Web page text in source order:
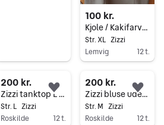
100 kr.
Kjole / Kakifarvet
Str. XL Zizzi
Lemvig
12 t.
200 kr.
Zizzi tanktop L multifarvet
Str. L Zizzi
Roskilde
12 t.
Føj til favoritter.
200 kr.
Zizzi bluse uden ærmer M sort
Str. M Zizzi
Roskilde
12 t.
Føj